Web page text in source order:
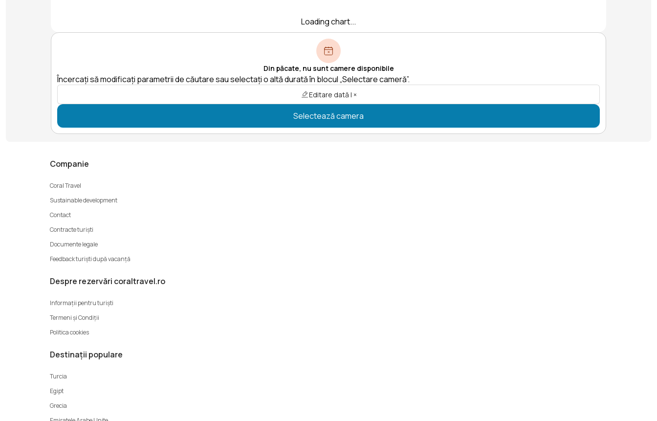
Loading chart...
Din păcate, nu sunt camere disponibile
Încercați să modificați parametrii de căutare sau selectați o altă durată în blocul „Selectare cameră”.
Editare dată | ×
Selectează camera
Companie
Coral Travel
Sustainable development
Contact
Contracte turiști
Documente legale
Feedback turiști după vacanță
Despre rezervări coraltravel.ro
Informații pentru turiști
Termeni şi Condiții
Politica cookies
Destinații populare
Turcia
Egipt
Grecia